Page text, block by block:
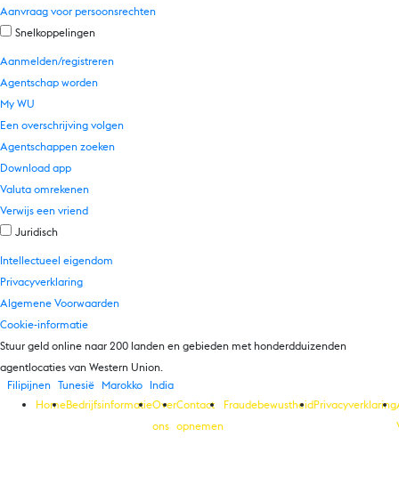
Aanvraag voor persoonsrechten
Snelkoppelingen
Aanmelden/registreren
Agentschap worden
My WU
Een overschrijving volgen
Agentschappen zoeken
Download app
Valuta omrekenen
Verwijs een vriend
Juridisch
Intellectueel eigendom
Privacyverklaring
Algemene Voorwaarden
Cookie-informatie
Stuur geld online naar 200 landen en gebieden met honderdduizenden
agentlocaties van Western Union.
Filipijnen
Tunesië Marokko
India
HomeBedrijfsinformatieOver
ons
Contact
opnemen
Fraudebewustheid Privacyverklaring